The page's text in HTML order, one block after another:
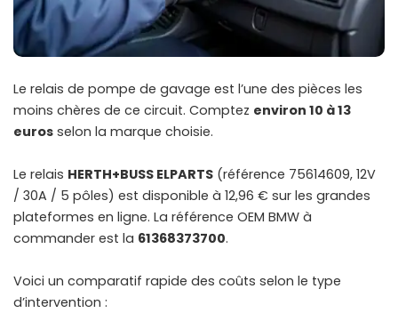
Le relais de pompe de gavage est l’une des pièces les
moins chères de ce circuit. Comptez environ 10 à 13
euros selon la marque choisie.
Le relais HERTH+BUSS ELPARTS (référence 75614609, 12V
/ 30A / 5 pôles) est disponible à 12,96 € sur les grandes
plateformes en ligne. La référence OEM BMW à
commander est la 61368373700.
Voici un comparatif rapide des coûts selon le type
d’intervention :